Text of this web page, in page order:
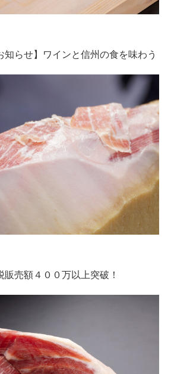
知らせ】ワインと信州の食を味わう
売額４００万以上突破！